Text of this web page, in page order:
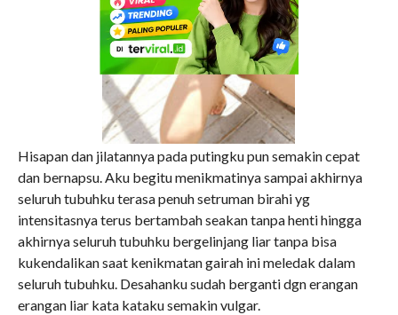
Hisapan dan jilatannya pada putingku pun semakin cepat
dan bernapsu. Aku begitu menikmatinya sampai akhirnya
seluruh tubuhku terasa penuh setruman birahi yg
intensitasnya terus bertambah seakan tanpa henti hingga
akhirnya seluruh tubuhku bergelinjang liar tanpa bisa
kukendalikan saat kenikmatan gairah ini meledak dalam
seluruh tubuhku. Desahanku sudah berganti dgn erangan
erangan liar kata kataku semakin vulgar.